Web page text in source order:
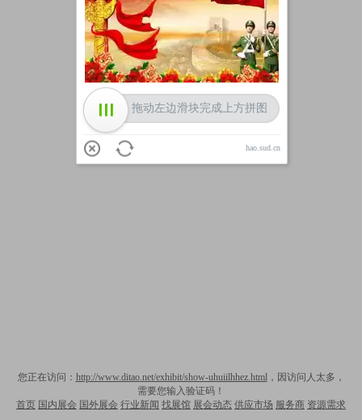
您正在访问： http://www.ditao.net/exhibit/show-uhuiilhhez.html，因访问人太多，
需要您输入验证码！
首页 国内展会 国外展会 行业新闻 找展馆 展会动态 供应市场 服务商 资源需求
加载中
拖动左边滑块完成上方拼图
hao.sud.cn